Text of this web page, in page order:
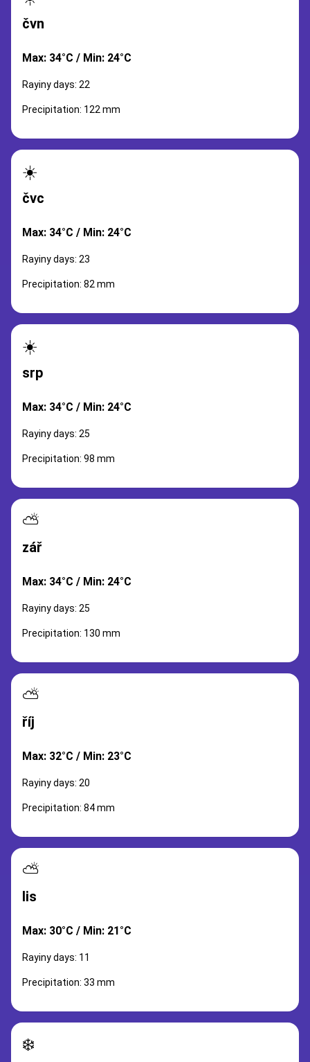
čvn
Max: 34°C / Min: 24°C
Rayiny days: 22
Precipitation: 122 mm
☀️
čvc
Max: 34°C / Min: 24°C
Rayiny days: 23
Precipitation: 82 mm
☀️
srp
Max: 34°C / Min: 24°C
Rayiny days: 25
Precipitation: 98 mm
⛅
zář
Max: 34°C / Min: 24°C
Rayiny days: 25
Precipitation: 130 mm
⛅
říj
Max: 32°C / Min: 23°C
Rayiny days: 20
Precipitation: 84 mm
⛅
lis
Max: 30°C / Min: 21°C
Rayiny days: 11
Precipitation: 33 mm
❄️